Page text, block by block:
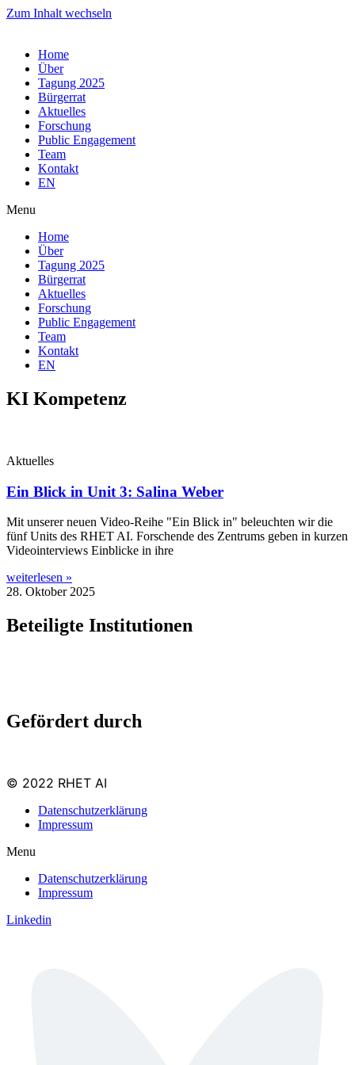
Zum Inhalt wechseln
Home
Über
Tagung 2025
Bürgerrat
Aktuelles
Forschung
Public Engagement
Team
Kontakt
EN
Menu
Home
Über
Tagung 2025
Bürgerrat
Aktuelles
Forschung
Public Engagement
Team
Kontakt
EN
KI Kompetenz
Aktuelles
Ein Blick in Unit 3: Salina Weber
Mit unse­rer neu­en Video-Rei­he "Ein Blick in" beleuch­ten wir die
fünf Units des RHET AI. For­schen­de des Zen­trums geben in kur­zen
Video­in­ter­views Ein­bli­cke in ihre
weiterlesen »
28. Oktober 2025
Beteiligte Institutionen
Gefördert durch
© 2022 RHET AI
Datenschutzerklärung
Impressum
Menu
Datenschutzerklärung
Impressum
Linkedin